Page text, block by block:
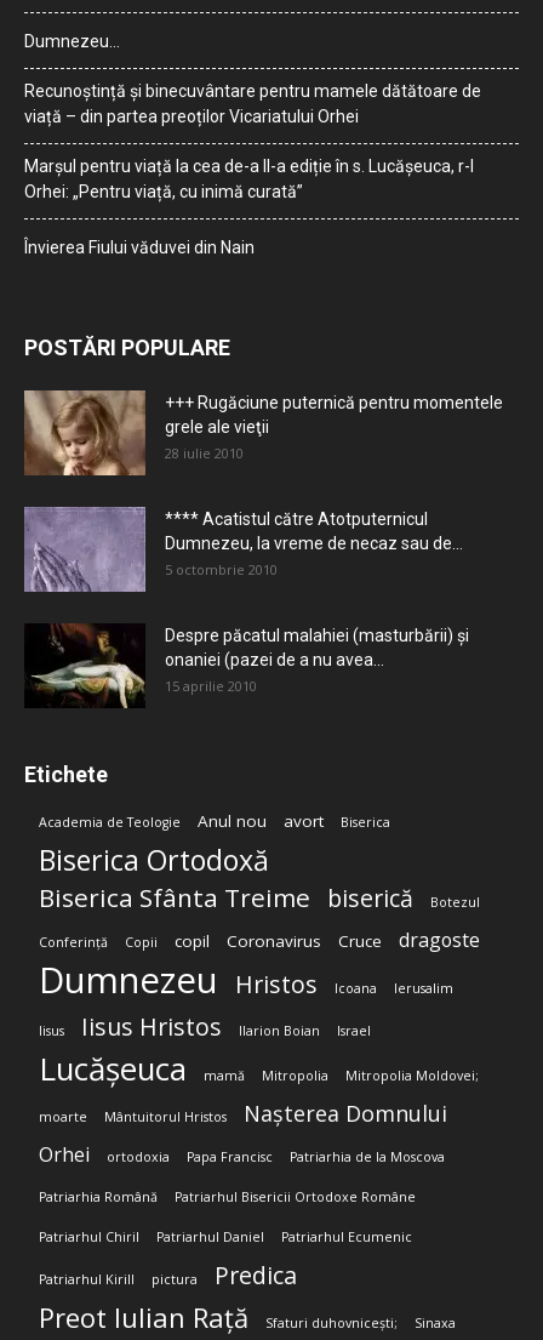
Dumnezeu…
Recunoștință și binecuvântare pentru mamele dătătoare de
viață – din partea preoților Vicariatului Orhei
Marșul pentru viață la cea de-a II-a ediție în s. Lucășeuca, r-l
Orhei: „Pentru viață, cu inimă curată”
Învierea Fiului văduvei din Nain
POSTĂRI POPULARE
+++ Rugăciune puternică pentru momentele
grele ale vieţii
28 iulie 2010
**** Acatistul către Atotputernicul
Dumnezeu, la vreme de necaz sau de...
5 octombrie 2010
Despre păcatul malahiei (masturbării) şi
onaniei (pazei de a nu avea...
15 aprilie 2010
Etichete
Academia de Teologie Anul nou avort Biserica
Biserica Ortodoxă
Biserica Sfânta Treime biserică Botezul
Conferință Copii copil Coronavirus Cruce dragoste
Dumnezeu Hristos Icoana Ierusalim
Iisus Iisus Hristos Ilarion Boian Israel
Lucășeuca mamă Mitropolia Mitropolia Moldovei;
moarte Mântuitorul Hristos Nașterea Domnului
Orhei ortodoxia Papa Francisc Patriarhia de la Moscova
Patriarhia Română Patriarhul Bisericii Ortodoxe Române
Patriarhul Chiril Patriarhul Daniel Patriarhul Ecumenic
Patriarhul Kirill pictura Predica
Preot Iulian Rață Sfaturi duhovnicești; Sinaxa